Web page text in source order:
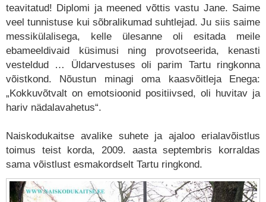
teavitatud! Diplomi ja meened võttis vastu Jane. Saime
veel tunnistuse kui sõbralikumad suhtlejad. Ju siis saime
messikülalisega, kelle ülesanne oli esitada meile
ebameeldivaid küsimusi ning provotseerida, kenasti
vesteldud … Üldarvestuses oli parim Tartu ringkonna
võistkond. Nõustun minagi oma kaasvõitleja Enega:
„Kokkuvõtvalt on emotsioonid positiivsed, oli huvitav ja
hariv nädalavahetus“.
Naiskodukaitse avalike suhete ja ajaloo erialavõistlus
toimus teist korda, 2009. aasta septembris korraldas
sama võistlust esmakordselt Tartu ringkond.